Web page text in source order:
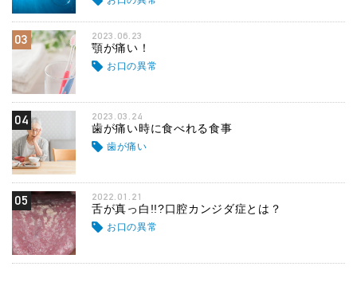
03 2023.06.23
顎が痛い！
お口の異常
04 2023.03.24
歯が痛い時に食べれる食事
歯が痛い
05 2022.01.21
舌が真っ白!!?口腔カンジダ症とは？
お口の異常